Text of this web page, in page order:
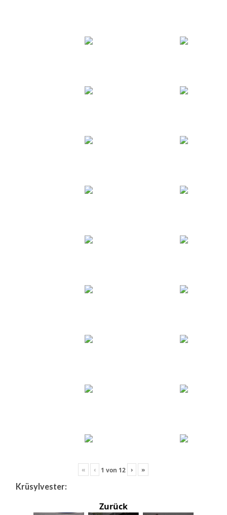
« ‹ 1 von 12 › »
Krüsylvester:
Zurück